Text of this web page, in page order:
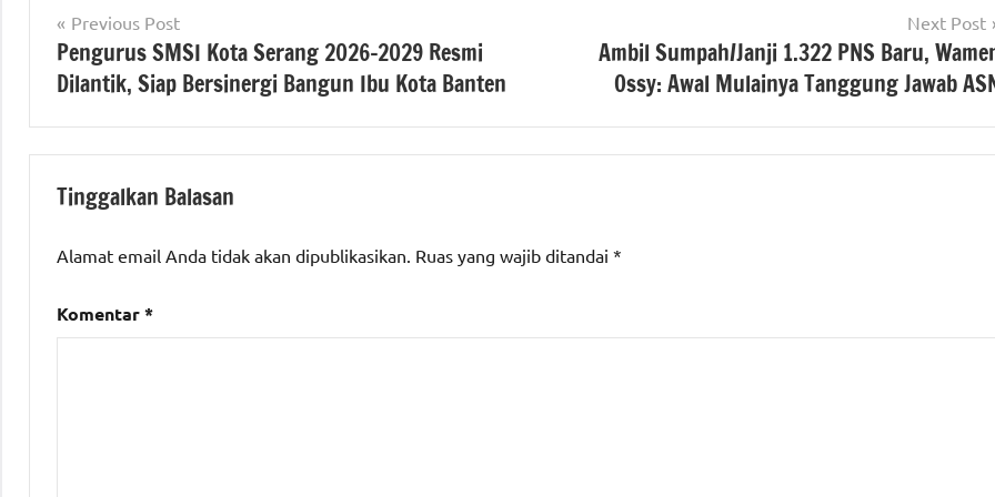
#beritabanten,
#beritakotaserang
#beritaNasional ,
berita
banten
Berita
berita
SMSI
Navigasi
pos
Previous Post
Pengurus SMSI Kota Serang 2026-2029 Resmi
Dilantik, Siap Bersinergi Bangun Ibu Kota Banten
Next Post
Ambil Sumpah/Janji 1.322 PNS Baru,
Ossy: Awal Mulainya Tanggung Jawab
Tinggalkan Balasan
Alamat email Anda tidak akan dipublikasikan. Ruas yang wajib ditandai *
Komentar*